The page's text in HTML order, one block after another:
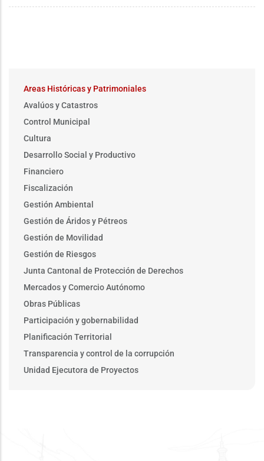
Main
menu
Areas Históricas y Patrimoniales
Avalúos y Catastros
Control Municipal
Cultura
Desarrollo Social y Productivo
Financiero
Fiscalización
Gestión Ambiental
Gestión de Áridos y Pétreos
Gestión de Movilidad
Gestión de Riesgos
Junta Cantonal de Protección de Derechos
Mercados y Comercio Autónomo
Obras Públicas
Participación y gobernabilidad
Planificación Territorial
Transparencia y control de la corrupción
Unidad Ejecutora de Proyectos